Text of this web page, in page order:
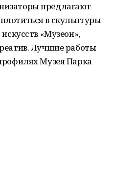
предлагают
в скульптуры
«Музеон»,
Лучшие работы
Музея Парка